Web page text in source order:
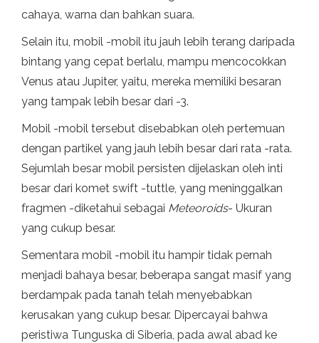
cahaya, warna dan bahkan suara.
Selain itu, mobil -mobil itu jauh lebih terang daripada
bintang yang cepat berlalu, mampu mencocokkan
Venus atau Jupiter, yaitu, mereka memiliki besaran
yang tampak lebih besar dari -3.
Mobil -mobil tersebut disebabkan oleh pertemuan
dengan partikel yang jauh lebih besar dari rata -rata.
Sejumlah besar mobil persisten dijelaskan oleh inti
besar dari komet swift -tuttle, yang meninggalkan
fragmen -diketahui sebagai Meteoroids- Ukuran
yang cukup besar.
Sementara mobil -mobil itu hampir tidak pernah
menjadi bahaya besar, beberapa sangat masif yang
berdampak pada tanah telah menyebabkan
kerusakan yang cukup besar. Dipercayai bahwa
peristiwa Tunguska di Siberia, pada awal abad ke